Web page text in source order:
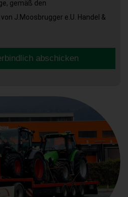
gemäß den
von J.Moosbrugger e.U. Handel &
abschicken